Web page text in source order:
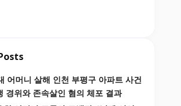
어머니 살해 인천 부평구 아파트 사건
경위와 존속살인 혐의 체포 결과